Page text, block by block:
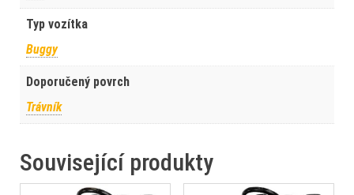
Typ vozítka
Buggy
Doporučený povrch
Trávník
Související produkty